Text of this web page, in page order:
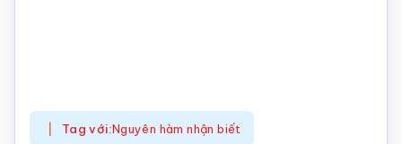
Tag với:Nguyên hàm nhận biết